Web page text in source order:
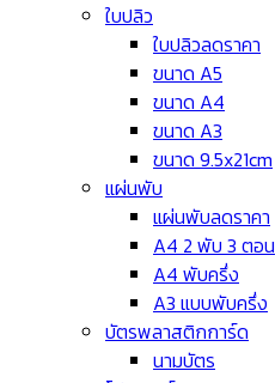
ใบปลิว
ใบปลิวลดราคา
ขนาด A5
ขนาด A4
ขนาด A3
ขนาด 9.5x21cm
แผ่นพับ
แผ่นพับลดราคา
A4 2 พับ 3 ตอน
A4 พับครึ่ง
A3 แบบพับครึ่ง
บัตรพลาสติกการ์ด
นามบัตร